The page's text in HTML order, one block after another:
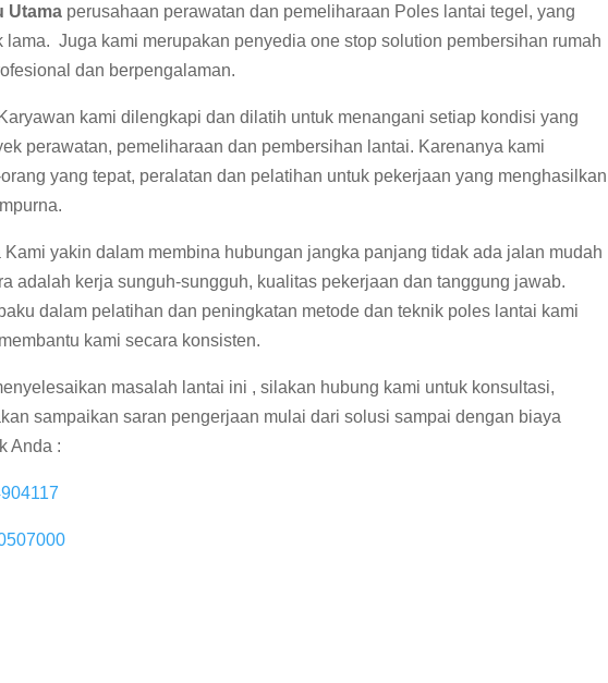
Utama perusahaan perawatan dan pemeliharaan Poles lantai tegel, yang
lama. Juga kami merupakan penyedia one stop solution pembersihan rumah
dan berpengalaman.
kami dilengkapi dan dilatih untuk menangani setiap kondisi yang
perawatan, pemeliharaan dan pembersihan lantai. Karenanya kami
yang tepat, peralatan dan pelatihan untuk pekerjaan yang menghasilkan
yakin dalam membina hubungan jangka panjang tidak ada jalan mudah
adalah kerja sunguh-sungguh, kualitas pekerjaan dan tanggung jawab.
dalam pelatihan dan peningkatan metode dan teknik poles lantai kami
kami secara konsisten.
masalah lantai ini , silakan hubung kami untuk konsultasi,
sampaikan saran pengerjaan mulai dari solusi sampai dengan biaya
Anda :